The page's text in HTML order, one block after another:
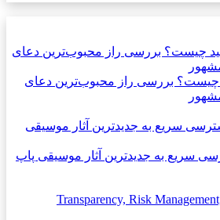
بررسی راز محبوب‌ترین دعای
سریع به جدیدترین آثار موسیقی پاپ